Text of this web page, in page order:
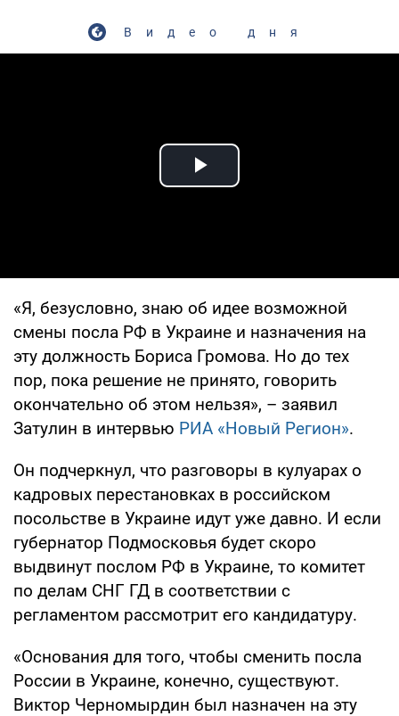
Видео дня
Play Video
«Я, безусловно, знаю об идее возможной
смены посла РФ в Украине и назначения на
эту должность Бориса Громова. Но до тех
пор, пока решение не принято, говорить
окончательно об этом нельзя», – заявил
Затулин в интервью РИА «Новый Регион».
Он подчеркнул, что разговоры в кулуарах о
кадровых перестановках в российском
посольстве в Украине идут уже давно. И если
губернатор Подмосковья будет скоро
выдвинут послом РФ в Украине, то комитет
по делам СНГ ГД в соответствии с
регламентом рассмотрит его кандидатуру.
«Основания для того, чтобы сменить посла
России в Украине, конечно, существуют.
Виктор Черномырдин был назначен на эту